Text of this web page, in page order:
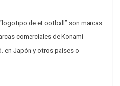
de eFootball” son marcas
comerciales de Konami
en Japón y otros países o